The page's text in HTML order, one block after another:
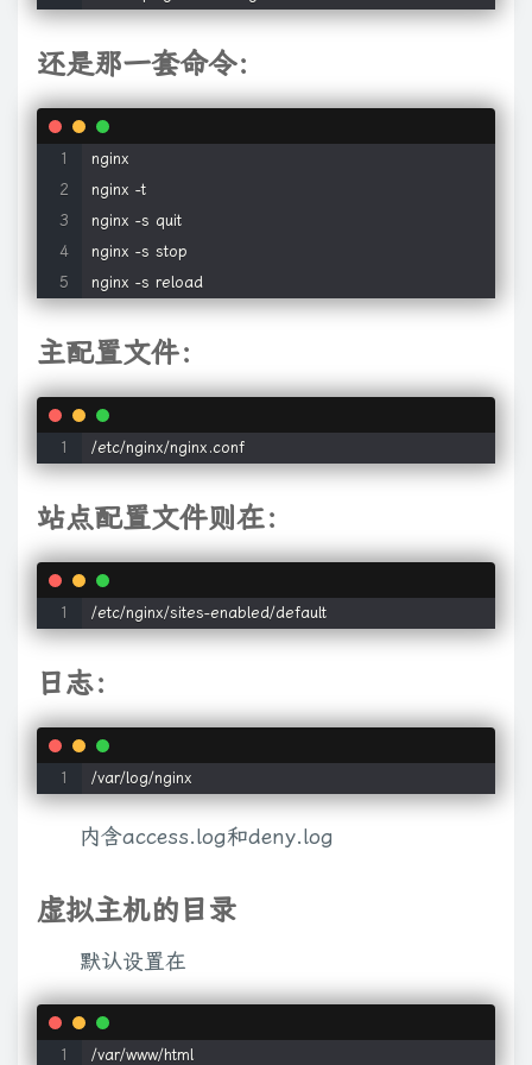
还是那一套命令：
nginx
nginx -t
nginx -s quit
nginx -s stop
nginx -s reload
主配置文件：
/etc/nginx/nginx.conf
站点配置文件则在：
/etc/nginx/sites-enabled/default
日志：
/var/log/nginx
内含access.log和deny.log
虚拟主机的目录
默认设置在
/var/www/html